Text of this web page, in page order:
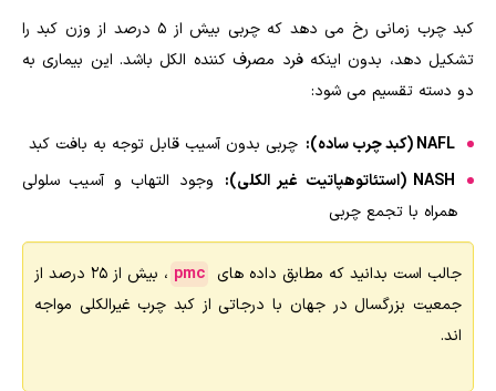
کبد چرب زمانی رخ می دهد که چربی بیش از ۵ درصد از وزن کبد را
تشکیل دهد، بدون اینکه فرد مصرف کننده الکل باشد. این بیماری به
دو دسته تقسیم می شود:
NAFL (کبد چرب ساده):
چربی بدون آسیب قابل توجه به بافت کبد
NASH (استئاتوهپاتیت غیر الکلی):
وجود التهاب و آسیب سلولی
همراه با تجمع چربی
جالب است بدانید که مطابق داده های pmc
، بیش از 25 درصد از
جمعیت بزرگسال در جهان با درجاتی از کبد چرب غیرالکلی مواجه
اند.